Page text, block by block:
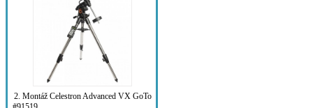
2. Montáž Celestron Advanced VX GoTo